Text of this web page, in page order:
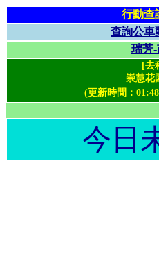
行動查
查詢公車
瑞芳
[去
崇慧花
(更新時間：
今日